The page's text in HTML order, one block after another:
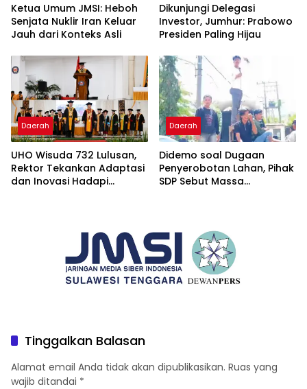
Ketua Umum JMSI: Heboh
Senjata Nuklir Iran Keluar
Jauh dari Konteks Asli
Dikunjungi Delegasi
Investor, Jumhur: Prabowo
Presiden Paling Hijau
Daerah
UHO Wisuda 732 Lulusan,
Rektor Tekankan Adaptasi
dan Inovasi Hadapi
Daerah
Didemo soal Dugaan
Penyerobotan Lahan, Pihak
SDP Sebut Massa
Tinggalkan Balasan
Alamat email Anda tidak akan dipublikasikan. Ruas yang
wajib ditandai *